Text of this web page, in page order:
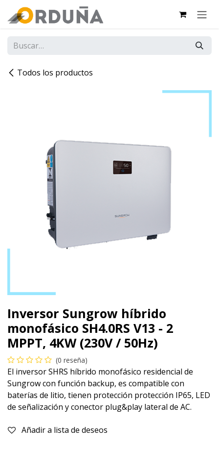
Todos los productos
Inversor Sungrow híbrido
monofásico SH4.0RS V13 - 2
MPPT, 4KW (230V / 50Hz)
(0 reseña)
El inversor SHRS híbrido monofásico residencial de
Sungrow con función backup, es compatible con
baterías de litio, tienen protección protección IP65, LED
de señalización y conector plug&play lateral de AC.
Añadir a lista de deseos